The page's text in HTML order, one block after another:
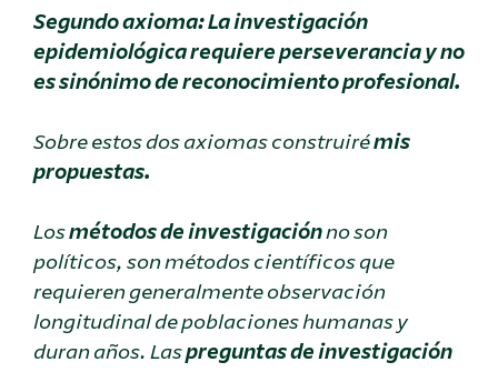
Segundo axioma: La investigación
epidemiológica requiere perseverancia y no
es sinónimo de reconocimiento profesional.
Sobre estos dos axiomas construirémis
propuestas.
Losmétodos de investigaciónno son
políticos, son métodos científicos que
requieren generalmente observación
longitudinal de poblaciones humanas y
duran años. Laspreguntas de investigación